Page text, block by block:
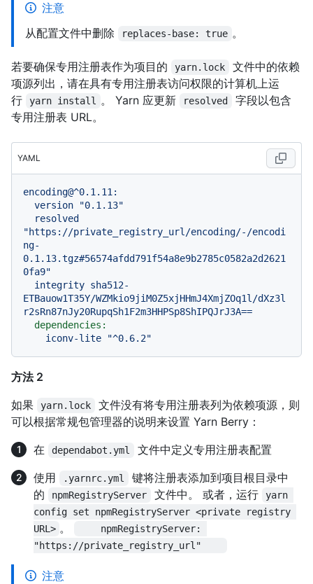
注意
从配置文件中删除
replaces-base: true 。
若要确保专用注册表作为项目的 yarn.lock
文件中的依赖
项源列出，请在具有专用注册表访问权限的计算机上运
行
yarn install 。 Yarn 应更新 resolved
字段以包含
专用注册表 URL。
YAML
encoding@^0.1.11:
version
"0.1.13"
resolved
"https://private_registry_url/encoding/-/encodi
ng-
0.1.13.tgz#56574afdd791f54a8e9b2785c0582a2d2621
0fa9"
integrity sha512-
ETBauow1T35Y/WZMkio9jiM0Z5xjHHmJ4XmjZOq1l/dXz3l
r2sRn87nJy20RupqSh1F2m3HHPSp8ShIPQJrJ3A==
dependencies:
iconv-lite
"^0.6.2"
方法 2
如果
yarn.lock
文件没有将专用注册表列为依赖项源，则
可以根据常规包管理器的说明来设置 Yarn Berry：
在
dependabot.yml
文件中定义专用注册表配置
使用
.yarnrc.yml
键将注册表添加到项目根目录中
的
npmRegistryServer 文件中。 或者，运行
yarn
config set npmRegistryServer <private registry
URL> 。
    npmRegistryServer:
"https://private_registry_url"
注意